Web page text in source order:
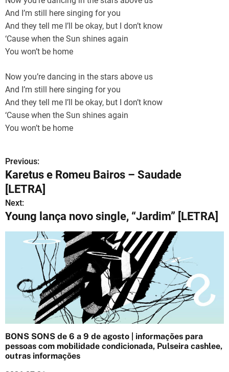
And I’m still here singing for you
And they tell me I’ll be okay, but I don’t know
‘Cause when the Sun shines again
You won’t be home
Now you’re dancing in the stars above us
And I’m still here singing for you
And they tell me I’ll be okay, but I don’t know
‘Cause when the Sun shines again
You won’t be home
N
a
v
e
o
d
e
Previous:
Karetus e Romeu Bairos – Saudade
[LETRA]
Next:
Young lança novo single, “Jardim” [LETRA]
BONS SONS de 6 a 9 de agosto | informações para
pessoas com mobilidade condicionada, Pulseira cashlee,
outras informações